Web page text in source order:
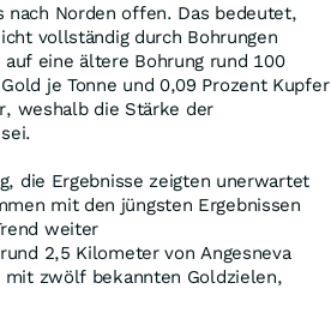
nach Norden offen. Das bedeutet,
vollständig durch Bohrungen
eine ältere Bohrung rund 100
je Tonne und 0,09 Prozent Kupfer
weshalb die Stärke der
die Ergebnisse zeigten unerwartet
mit den jüngsten Ergebnissen
weiter
2,5 Kilometer von Angesneva
zwölf bekannten Goldzielen,